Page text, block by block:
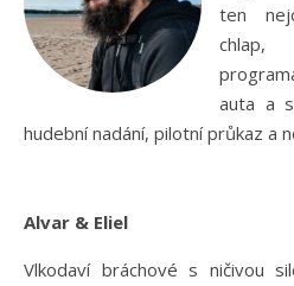
ten
chlap,
auta a
hudební nadání, pilotní průkaz a
Alvar & Eliel
Vlkodaví bráchové s ničivou